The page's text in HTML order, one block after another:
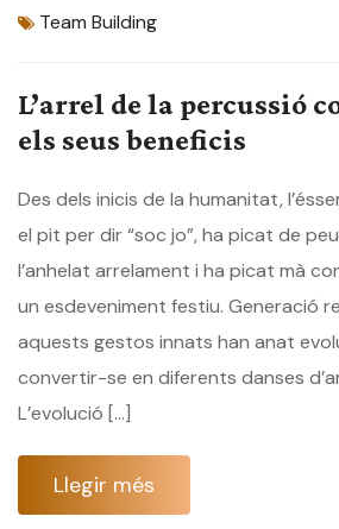
Team Building
L’arrel de la percussió
els seus beneficis
Des dels inicis de la humanitat,
el pit per dir “soc jo”, ha picat de
l’anhelat arrelament i ha picat mà
un esdeveniment festiu. Generació
aquests gestos innats han anat
convertir-se en diferents danses
L’evolució […]
Llegir més